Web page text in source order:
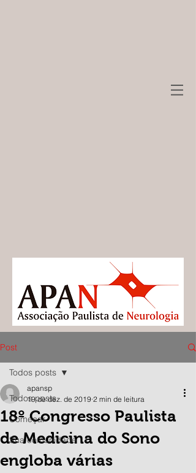
Post
Todos posts
Começar
Sua comunidade
Todos posts
18º Congresso Paulista
de Medicina do Sono
engloba várias
apansp
19 de dez. de 2019 2 min de leitura